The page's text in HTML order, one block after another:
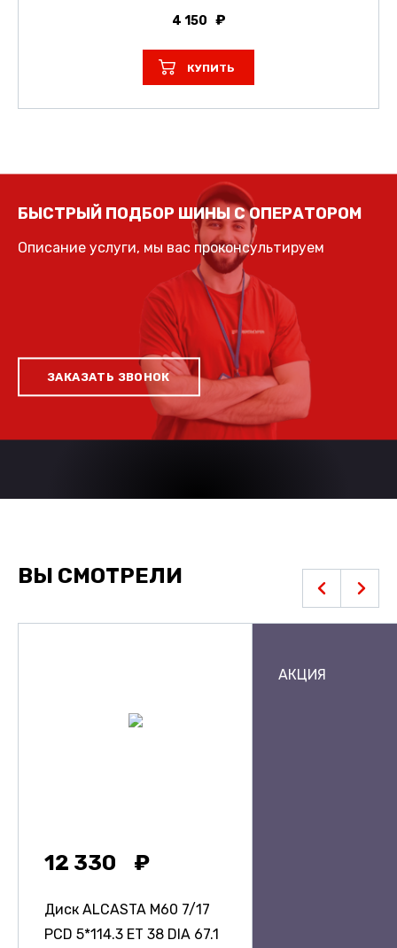
4 150
КУПИТЬ
БЫСТРЫЙ ПОДБОР ШИНЫ С ОПЕРАТОРОМ
Описание услуги, мы вас проконсультируем
ЗАКАЗАТЬ ЗВОНОК
ВЫ СМОТРЕЛИ
12 330
Диск ALCASTA M60 7/17
PCD 5*114.3 ET 38 DIA 67.1
АКЦИЯ